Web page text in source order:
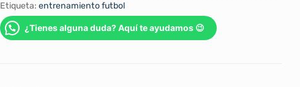
Etiqueta: entrenamiento futbol
¿Tienes alguna duda? Aquí te ayudamos 😉